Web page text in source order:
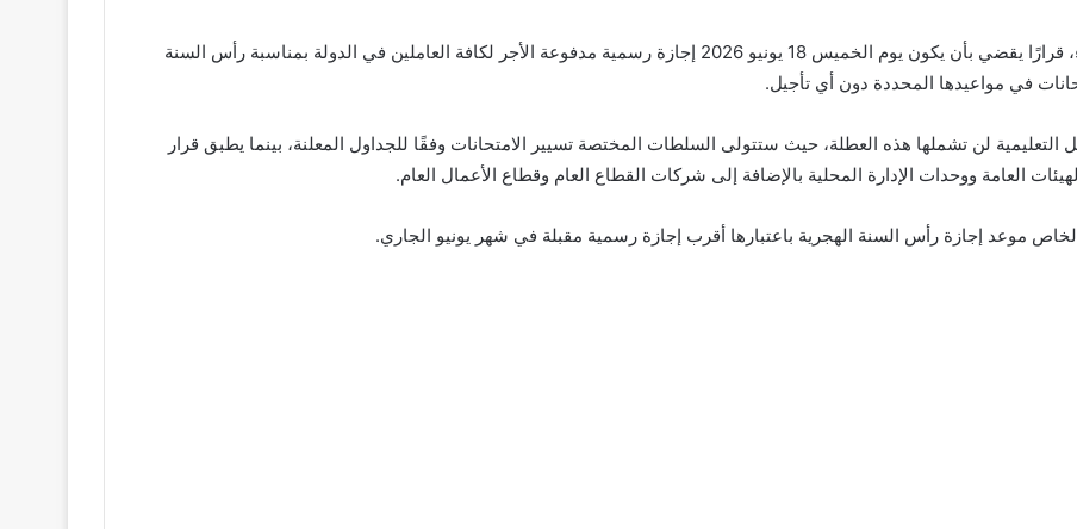
أصدر الدكتور مصطفى مدبولي، رئيس مجلس الوزراء، قرارًا يقضي بأن يكون يوم الخميس 18 يونيو 2026 إجازة رسمية مدفوعة الأجر لكافة العاملين في الدولة بمناسبة رأس السنة
في مواعيدها المحددة دون أي تأجيل.
لن تشملها هذه العطلة، حيث ستتولى السلطات المختصة تسيير الامتحانات وفقًا للجداول المعلنة، بينما يطبق قرار
العامة ووحدات الإدارة المحلية بالإضافة إلى شركات القطاع العام وقطاع الأعمال العام.
موعد إجازة رأس السنة الهجرية باعتبارها أقرب إجازة رسمية مقبلة في شهر يونيو الجاري.